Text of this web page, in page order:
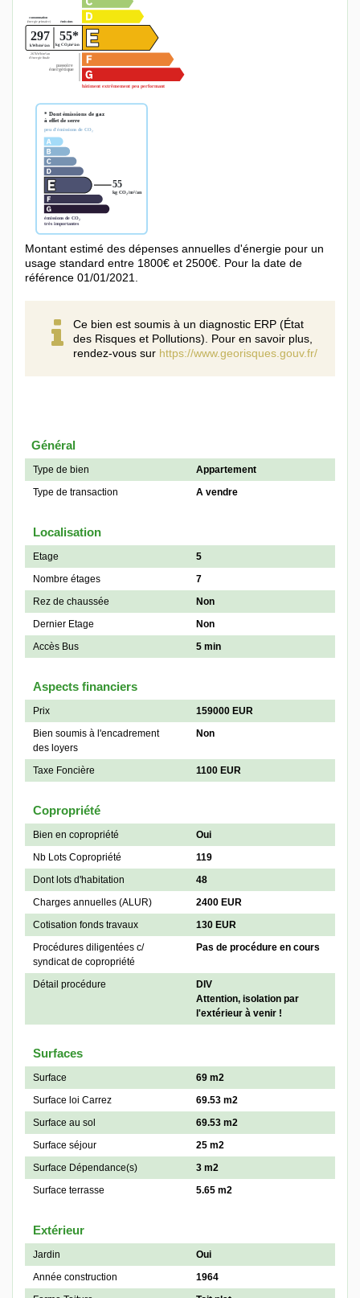
Montant estimé des dépenses annuelles d'énergie pour un
usage standard entre 1800€ et 2500€. Pour la date de
référence 01/01/2021.
Ce bien est soumis à un diagnostic ERP (État
des Risques et Pollutions). Pour en savoir plus,
rendez-vous sur https://www.georisques.gouv.fr/
Général
Type de bien
Appartement
Type de transaction
A vendre
Localisation
Etage
5
Nombre étages
7
Rez de chaussée
Non
Dernier Etage
Non
Accès Bus
5 min
Aspects financiers
Prix
159000 EUR
Bien soumis à l'encadrement
des loyers
Non
Taxe Foncière 1100 EUR
Copropriété
Bien en copropriété
Oui
Nb Lots Copropriété
119
Dont lots d'habitation
48
Charges annuelles (ALUR)
2400 EUR
Cotisation fonds travaux
130 EUR
Procédures diligentées c/
syndicat de copropriété
Pas de procédure en cours
Détail procédure
DIV
Attention, isolation par
l'extérieur à venir !
Surfaces
Surface
69 m2
Surface loi Carrez
69.53 m2
Surface au sol
69.53 m2
Surface séjour
25 m2
Surface Dépendance(s)
3 m2
Surface terrasse
5.65 m2
Extérieur
Jardin
Oui
Année construction
1964